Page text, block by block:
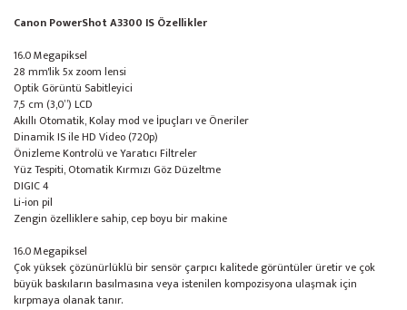
Canon PowerShot A3300 IS Özellikler
16.0 Megapiksel
28 mm'lik 5x zoom lensi
Optik Görüntü Sabitleyici
7,5 cm (3,0”) LCD
Akıllı Otomatik, Kolay mod ve İpuçları ve Öneriler
Dinamik IS ile HD Video (720p)
Önizleme Kontrolü ve Yaratıcı Filtreler
Yüz Tespiti, Otomatik Kırmızı Göz Düzeltme
DIGIC 4
Li-ion pil
Zengin özelliklere sahip, cep boyu bir makine
16.0 Megapiksel
Çok yüksek çözünürlüklü bir sensör çarpıcı kalitede görüntüler üretir ve çok
büyük baskıların basılmasına veya istenilen kompozisyona ulaşmak için
kırpmaya olanak tanır.